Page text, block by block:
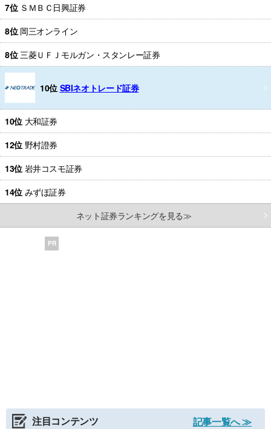
7位 ＳＭＢＣ日興証券
8位 岡三オンライン
8位 三菱ＵＦＪモルガン・スタンレー証券
10位 SBIネオトレード証券
10位 大和証券
12位 野村證券
13位 岩井コスモ証券
14位 みずほ証券
ネット証券ランキングを見る≫
PR
注目コンテンツ
記事一覧へ ≫